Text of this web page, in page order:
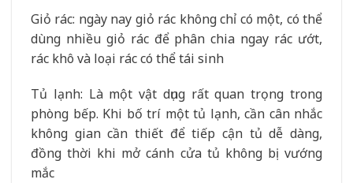
Giỏ rác: ngày nay giỏ rác không chỉ có một, có thể
dùng nhiều giỏ rác để phân chia ngay rác ướt,
rác khô và loại rác có thể tái sinh
Tủ lạnh: Là một vật dụng rất quan trọng trong
phòng bếp. Khi bố trí một tủ lạnh, cần cân nhắc
không gian cần thiết để tiếp cận tủ dễ dàng,
đồng thời khi mở cánh cửa tủ không bị vướng
mắc